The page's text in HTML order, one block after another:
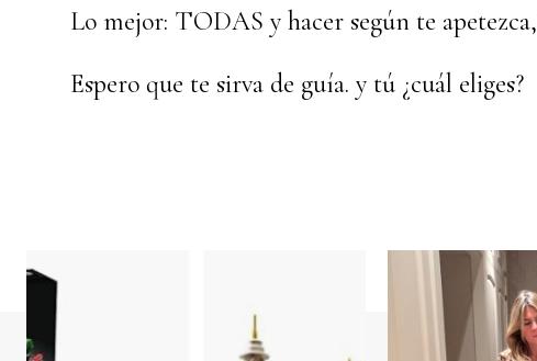
Lo mejor: TODAS y hacer según te
Espero que te sirva de guía. y tú ¿cuál eliges?